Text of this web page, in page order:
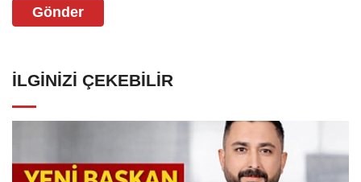
Gönder
İLGINIZI ÇEKEBILIR